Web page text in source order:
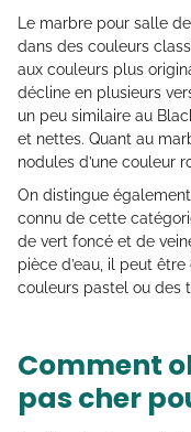
Le marbre pour salle
dans des couleurs
aux couleurs plus
décline en plusieurs
un peu similaire au
et nettes. Quant au
nodules d’une couleur
On distingue
connu de cette
de vert foncé et de
pièce d’eau, il peut
couleurs pastel ou des
Comment
pas cher